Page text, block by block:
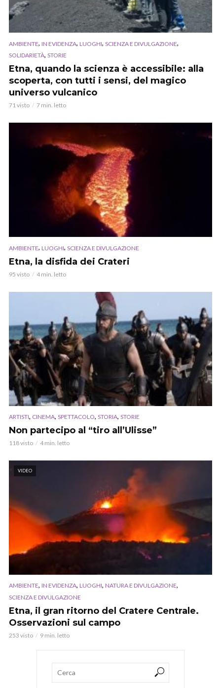
AMBIENTE, IN EVIDENZA, LUOGHI, SCIENZA E DIVULGAZIONE,
SOLIDARIETÀ, STORIE
Etna, quando la scienza è accessibile: alla
scoperta, con tutti i sensi, del magico
universo vulcanico
71 visto 7 min. letto
AMBIENTE, LUOGHI, SCIENZA E DIVULGAZIONE
Etna, la disfida dei Crateri
95 visto 4 min. letto
ARTISTI, CINEMA, SPETTACOLO, STORIA, STORIE
Non partecipo al “tiro all’Ulisse”
118 visto 4 min. letto
VIDEO
AMBIENTE, IN EVIDENZA, LUOGHI, NATURA E DIVULGAZIONE,
SCIENZA E DIVULGAZIONE
Etna, il gran ritorno del Cratere Centrale.
Osservazioni sul campo
253 visto 9 min. letto